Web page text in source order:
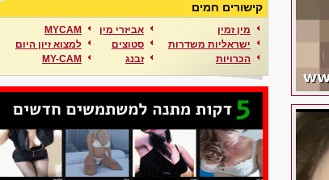
קישורים חמים
מין זמין
ישראליות משדרות
הכרויות
אביזרי מין
סטוצים
זבנג
MYCAM
למצוא זיון היום
MY-CAM